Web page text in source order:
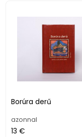
Borúra derű
azonnal
13 €